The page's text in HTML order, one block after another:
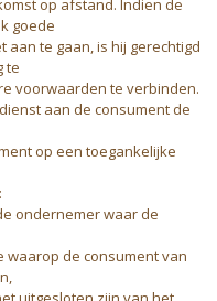
op afstand. Indien de
goede
te gaan, is hij gerechtigd
te
voorwaarden te verbinden.
aan de consument de
op een toegankelijke
ondernemer waar de
de consument van